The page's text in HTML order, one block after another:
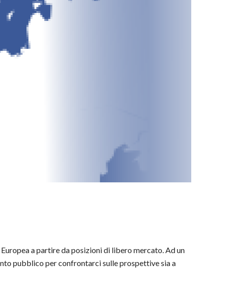
a partire da posizioni di libero mercato. Ad un
pubblico per confrontarci sulle prospettive sia a